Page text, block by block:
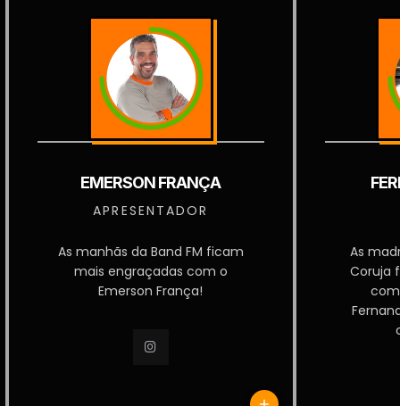
EMERSON FRANÇA
APRESENTADOR
As manhãs da Band FM ficam
mais engraçadas com o
Emerson França!
As
Coruja